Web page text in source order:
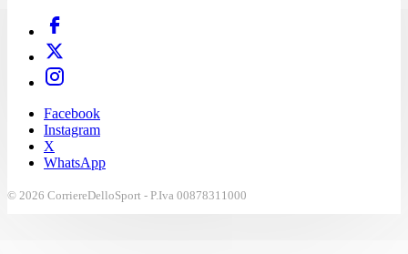
Facebook
Instagram
X
WhatsApp
© 2026 CorriereDelloSport - P.Iva 00878311000